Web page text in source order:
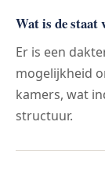
Wat is de staat
Er is een
mogelijkheid
kamers, wat
structuur.